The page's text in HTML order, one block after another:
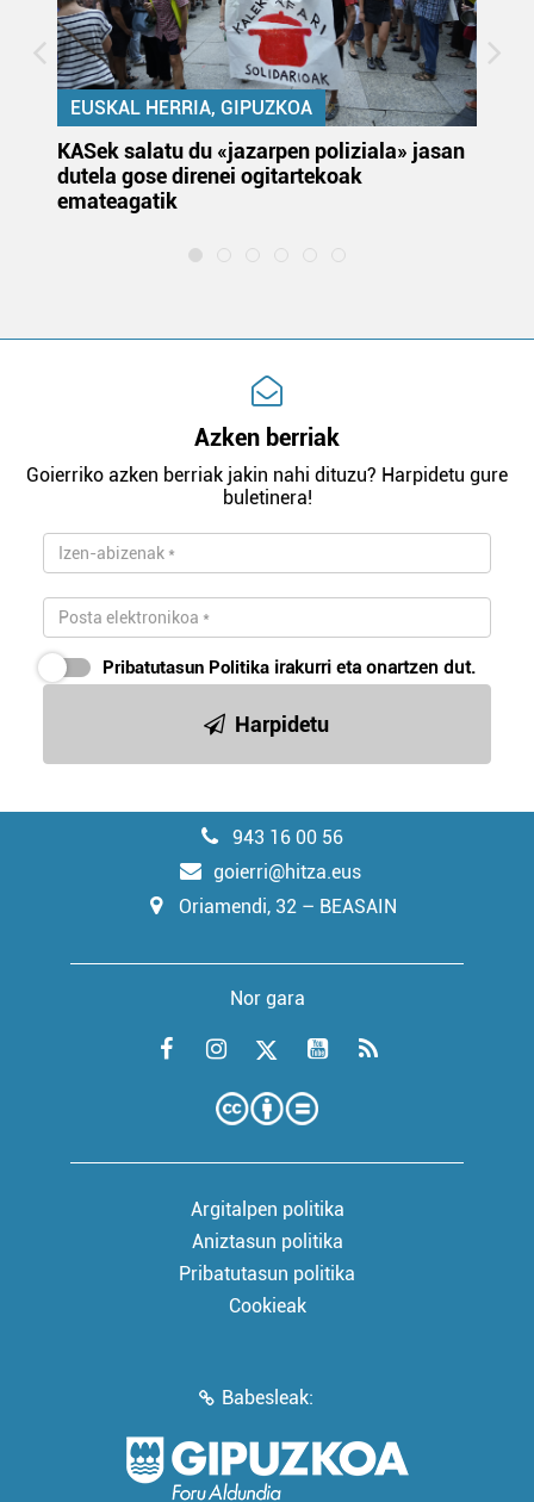
EUSKAL HERRIA, GIPUZKOA
KASek salatu du «jazarpen poliziala» jasan
dutela gose direnei ogitartekoak
emateagatik
Azken berriak
Goierriko azken berriak jakin nahi dituzu? Harpidetu gure
buletinera!
Pribatutasun Politika irakurri eta onartzen dut.
Harpidetu
943 16 00 56
goierri@hitza.eus
Oriamendi, 32 – BEASAIN
Nor gara
Argitalpen politika
Aniztasun politika
Pribatutasun politika
Cookieak
Babesleak: